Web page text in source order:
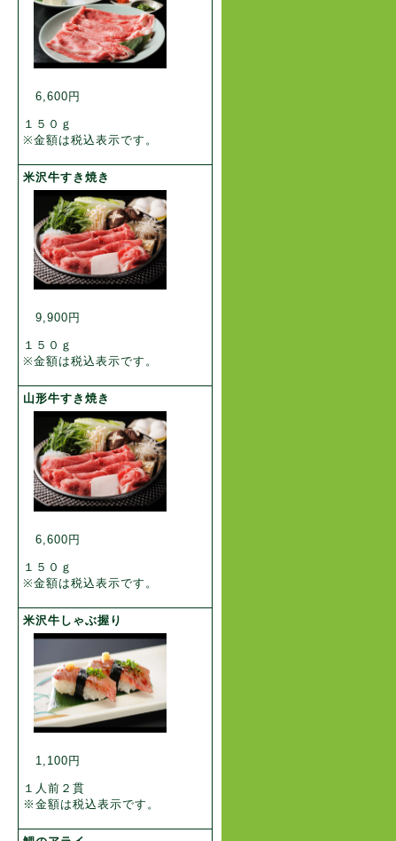
6,600円
１５０ｇ
※金額は税込表示です。
米沢牛すき焼き
9,900円
１５０ｇ
※金額は税込表示です。
山形牛すき焼き
6,600円
１５０ｇ
※金額は税込表示です。
米沢牛しゃぶ握り
1,100円
１人前２貫
※金額は税込表示です。